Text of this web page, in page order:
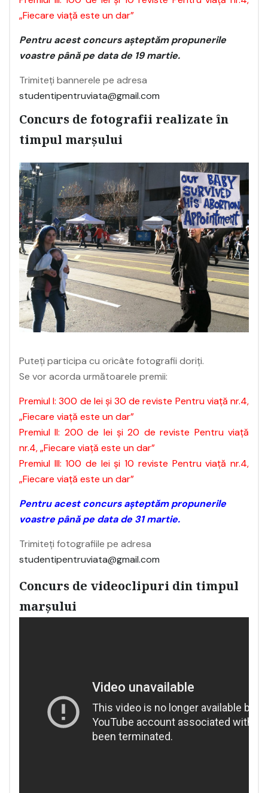
„Fiecare viață este un dar”
Pentru acest concurs aşteptăm propunerile
voastre până pe data de 19 martie.
Trimiteți bannerele pe adresa
studentipentruviata@gmail.com
Concurs de fotografii realizate în
timpul marşului
Puteţi participa cu oricâte fotografii doriţi.
Se vor acorda următoarele premii:
Premiul I: 300 de lei şi 30 de reviste Pentru viaţă nr.4,
„Fiecare viață este un dar”
Premiul II: 200 de lei şi 20 de reviste Pentru viaţă
nr.4, „Fiecare viață este un dar”
Premiul III: 100 de lei şi 10 reviste Pentru viaţă nr.4,
„Fiecare viață este un dar”
Pentru acest concurs aşteptăm propunerile
voastre până pe data de 31 martie.
Trimiteți fotografiile pe adresa
studentipentruviata@gmail.com
Concurs de videoclipuri din timpul
marşului